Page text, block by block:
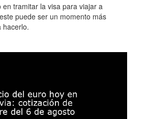
en tramitar la visa para viajar a
puede ser un momento más
hacerlo.